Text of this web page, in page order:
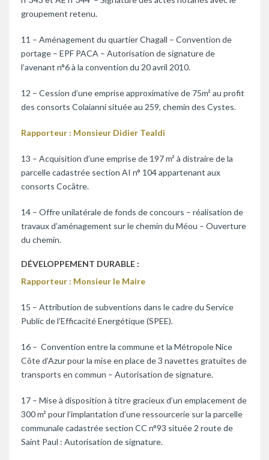
groupement retenu.
11 – Aménagement du quartier Chagall – Convention de
portage – EPF PACA – Autorisation de signature de
l’avenant n°6 à la convention du 20 avril 2010.
12 – Cession d’une emprise approximative de 75m² au profit
des consorts Colaianni située au 259, chemin des Cystes.
Rapporteur : Monsieur Didier Tealdi
13 – Acquisition d’une emprise de 197 m² à distraire de la
parcelle cadastrée section AI n° 104 appartenant aux
consorts Cocâtre.
14 – Offre unilatérale de fonds de concours – réalisation de
travaux d’aménagement sur le chemin du Méou – Ouverture
du chemin.
DÉVELOPPEMENT DURABLE :
Rapporteur : Monsieur le Maire
15 – Attribution de subventions dans le cadre du Service
Public de l’Efficacité Energétique (SPEE).
16 – Convention entre la commune et la Métropole Nice
Côte d’Azur pour la mise en place de 3 navettes gratuites de
transports en commun – Autorisation de signature.
17 – Mise à disposition à titre gracieux d’un emplacement de
300 m² pour l’implantation d’une ressourcerie sur la parcelle
communale cadastrée section CC n°93 située 2 route de
Saint Paul : Autorisation de signature.